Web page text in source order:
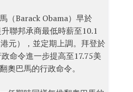
（Barack Obama）早於
聯邦承商最低時薪至10.1
元），並定期上調。拜登於
命令進一步提高至17.75美
奧巴馬的行政命令。